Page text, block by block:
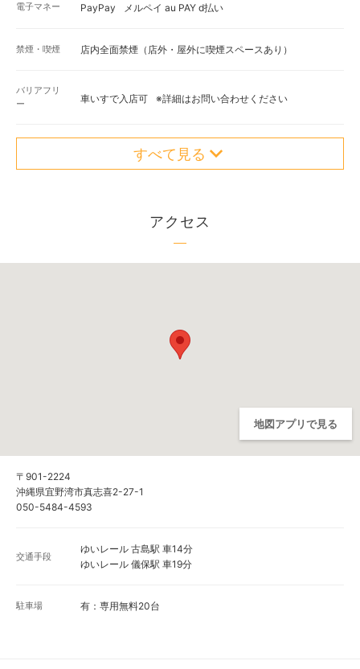
電子マネー PayPay メルペイ au PAY d払い
禁煙・喫煙 店内全面禁煙（店外・屋外に喫煙スペースあり）
バリアフリ
ー
車いすで入店可 ※詳細はお問い合わせください
すべて見る
アクセス
地図アプリで見る
〒901-2224
沖縄県宜野湾市真志喜2-27-1
050-5484-4593
交通手段
ゆいレール 古島駅 車14分
ゆいレール 儀保駅 車19分
駐車場 有：専用無料20台